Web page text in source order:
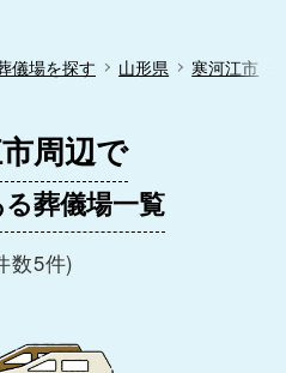
儀場を探す 山形県 寒河江市
周辺で
葬儀場一覧
数5件)